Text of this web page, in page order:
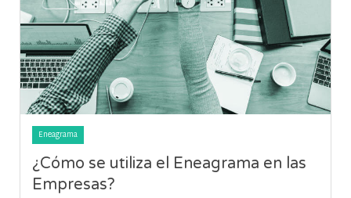
Eneagrama
¿Cómo se utiliza el Eneagrama en las
Empresas?